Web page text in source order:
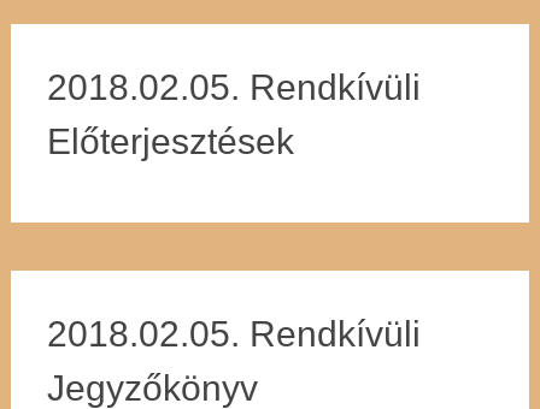
2018.02.05. Rendkívüli
Előterjesztések
2018.02.05. Rendkívüli
Jegyzőkönyv